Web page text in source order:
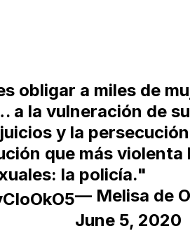
obligar a miles de
a la vulneración de
y la
que más violenta
la policía."
— Melisa de
June 5, 2020